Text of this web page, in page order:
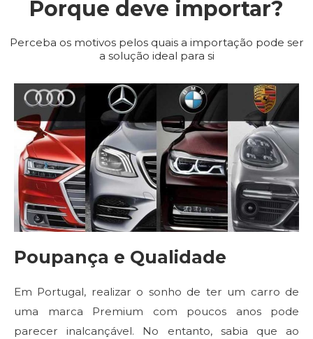
Porque deve importar?
Perceba os motivos pelos quais a importação pode ser
a solução ideal para si
Poupança e Qualidade
Em Portugal, realizar o sonho de ter um carro de
uma marca Premium com poucos anos pode
parecer inalcançável. No entanto, sabia que ao